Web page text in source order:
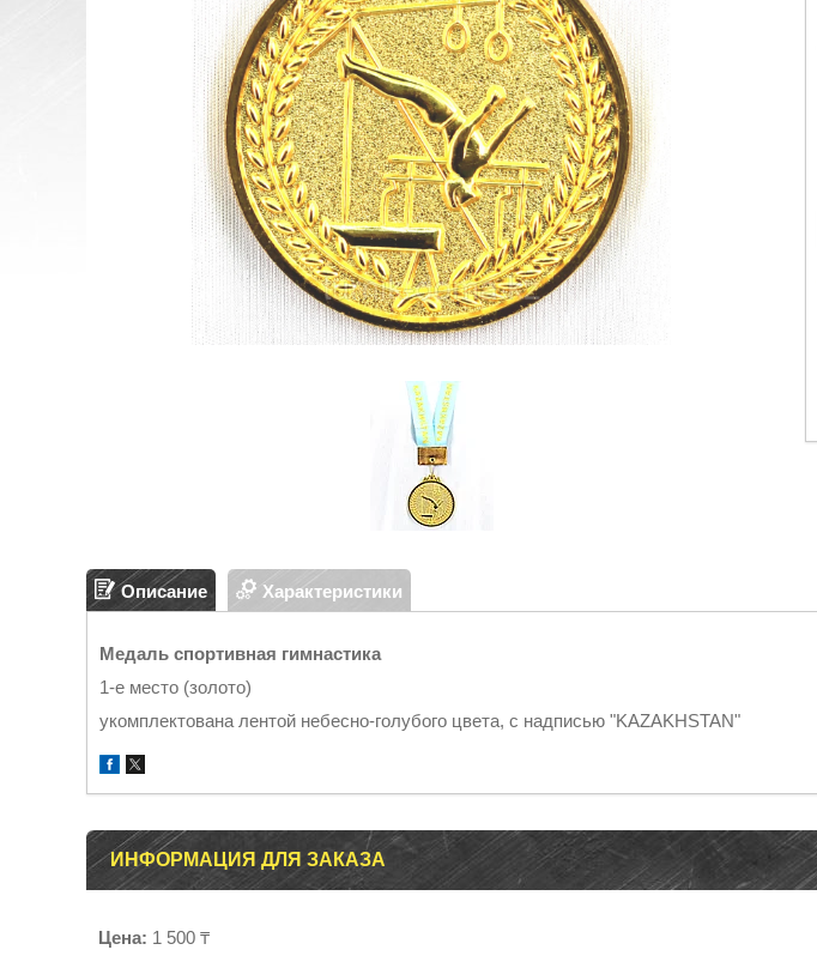
Описание Характеристики
Медаль cпортивная гимнастика
1-е место (золото)
укомплектована лентой небесно-голубого цвета, с надписью "KAZAKHSTAN"
ИНФОРМАЦИЯ ДЛЯ ЗАКАЗА
Цена: 1 500 ₸